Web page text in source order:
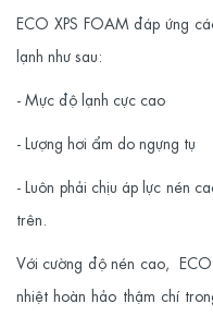
ECO XPS FOAM đáp ứng
lạnh như sau:
- Mực độ lạnh cực cao
- Lượng hơi ẩm do ngựng tụ
- Luôn phải chịu áp lực nén
trên.
Với cường độ nén cao,
nhiệt hoàn hảo thậm chí